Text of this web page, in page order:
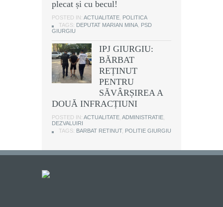
plecat și cu becul!
POSTED IN: ACTUALITATE POLITICA
TAGS: DEPUTAT MARIAN MINA PSD
GIURGIU
IPJ GIURGIU:
BĂRBAT
REȚINUT
PENTRU
SĂVÂRȘIREA A
DOUĂ INFRACȚIUNI
POSTED IN: ACTUALITATE ADMINISTRATIE
DEZVALUIRI
TAGS: BARBAT RETINUT, POLITIE GIURGIU